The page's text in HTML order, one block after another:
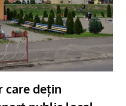
care dețin